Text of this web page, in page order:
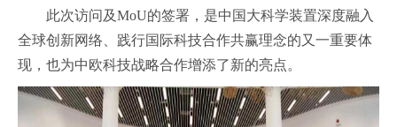
此次访问及MoU的签署，是中国大科学装置深度融入
全球创新网络、践行国际科技合作共赢理念的又一重要体
现，也为中欧科技战略合作增添了新的亮点。